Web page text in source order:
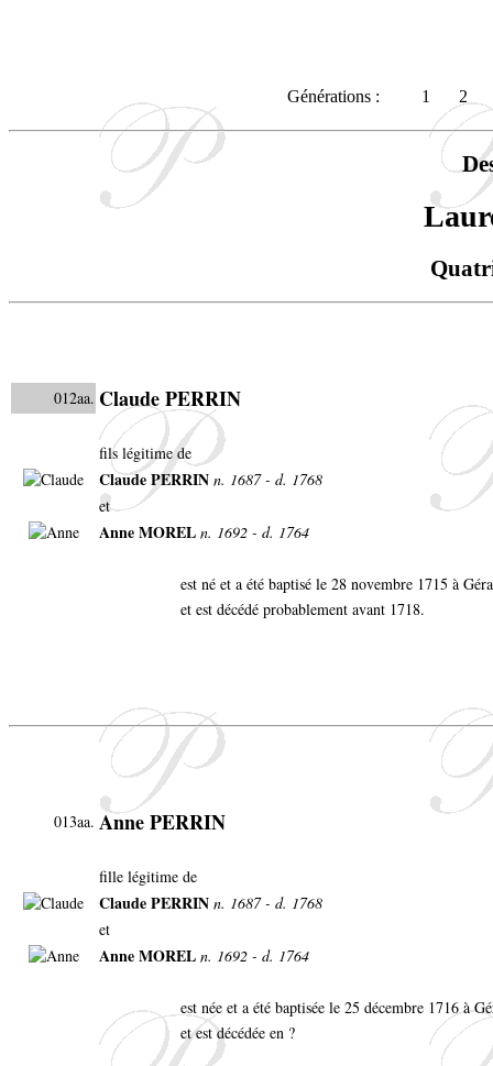
Générations : 1 2
012aa. Claude PERRIN
fils légitime de
Claude PERRIN n. 1687 - d. 1768
et
Anne MOREL n. 1692 - d. 1764
est né et a été baptisé le 28 novembre 1715 à
et est décédé probablement avant 1718.
013aa. Anne PERRIN
fille légitime de
Claude PERRIN n. 1687 - d. 1768
et
Anne MOREL n. 1692 - d. 1764
est née et a été baptisée le 25 décembre 1716 à
et est décédée en ?